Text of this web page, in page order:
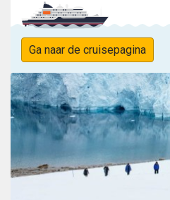
Ga naar de cruisepagina